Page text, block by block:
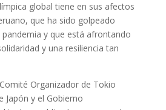
global tiene en sus afectos
que ha sido golpeado
y que está afrontando
y una resiliencia tan
Organizador de Tokio
Japón y el Gobierno